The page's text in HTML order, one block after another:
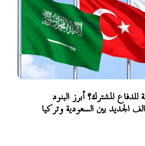
المشترك؟ أبرز البنود
الجديد بين السعودية وتركيا